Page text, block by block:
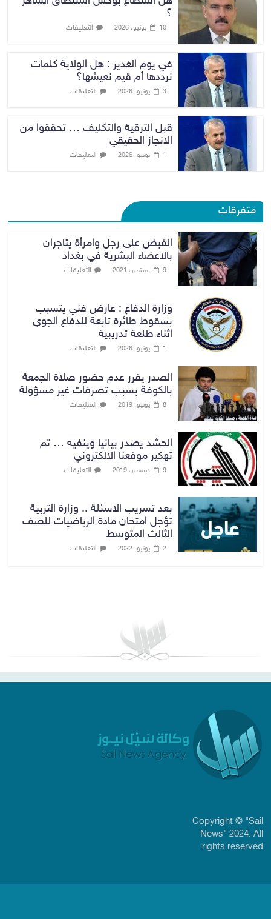
؟
10 يونيو، 2026 التعليقات
في يوم الغدير : هل الولاية كلمات
نرددها أم قيم نعيشها؟
3 يونيو، 2026 التعليقات
قبل الترقية والتكليف … تحققوا من
الانجاز الحقيقي
1 يونيو، 2026 التعليقات
متفرقات
القبض على رجل وامرأة يتاجران
بالاعضاء البشرية في بغداد
9 سبتمبر، 2021 التعليقات
وزارة الدفاع : عارض فني يتسبب
بسقوط طائرة تابعة للدفاع الجوي
اثناء طلعة تدريبية
1 يونيو، 2026 التعليقات
الصدر يقرر عدم حضور صلاة الجمعة
بالكوفة بسبب تصرفات غير مسؤولة
8 يونيو، 2019 التعليقات
الحشد يصدر بيانيا وينفيه … تم
تهكير موقعنا الالكتروني
9 ديسمبر، 2019 التعليقات
بعد تسريب الاسئلة .. وزارة التربية
تؤجل امتحان مادة الرياضيات للصف
الثالث المتوسط
2 يونيو، 2022 التعليقات
Copyright © "Sail
News" 2024. All
rights reserved